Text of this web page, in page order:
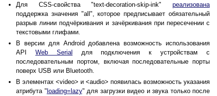
Для CSS-свойства "text-decoration-skip-ink" реализована
поддержка значения "all", которое предписывает обязательный
разрыв линии подчёркивания и зачёркивания при пересечении с
текстовыми глифами.
В версии для Android добавлена возможность использования
API Web Serial для подключения к устройствам с
последовательным портом, включая последовательные порты
поверх USB или Bluetooth.
В элементах <video> и <audio> появилась возможность указания
атрибута "loading=lazy" для загрузки видео и звука только после